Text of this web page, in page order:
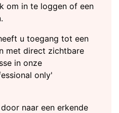
om in te loggen of een
u toegang tot een
met direct zichtbare
in onze
only'
naar een erkende